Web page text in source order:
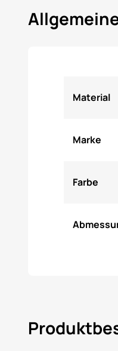
Material
Marke
Farbe